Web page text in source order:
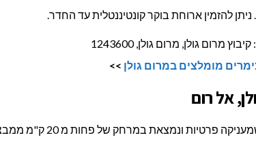
ניתן להזמין ארוחת בוקר קונטיננטלית עד החדר.
מרום גולן, מרום גולן, 1243600
מומלצים במרום גולן >>
אל רום
דירה שמעניקה